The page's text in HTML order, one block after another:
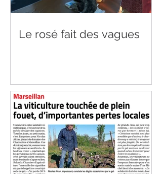
Le rosé fait des vagues